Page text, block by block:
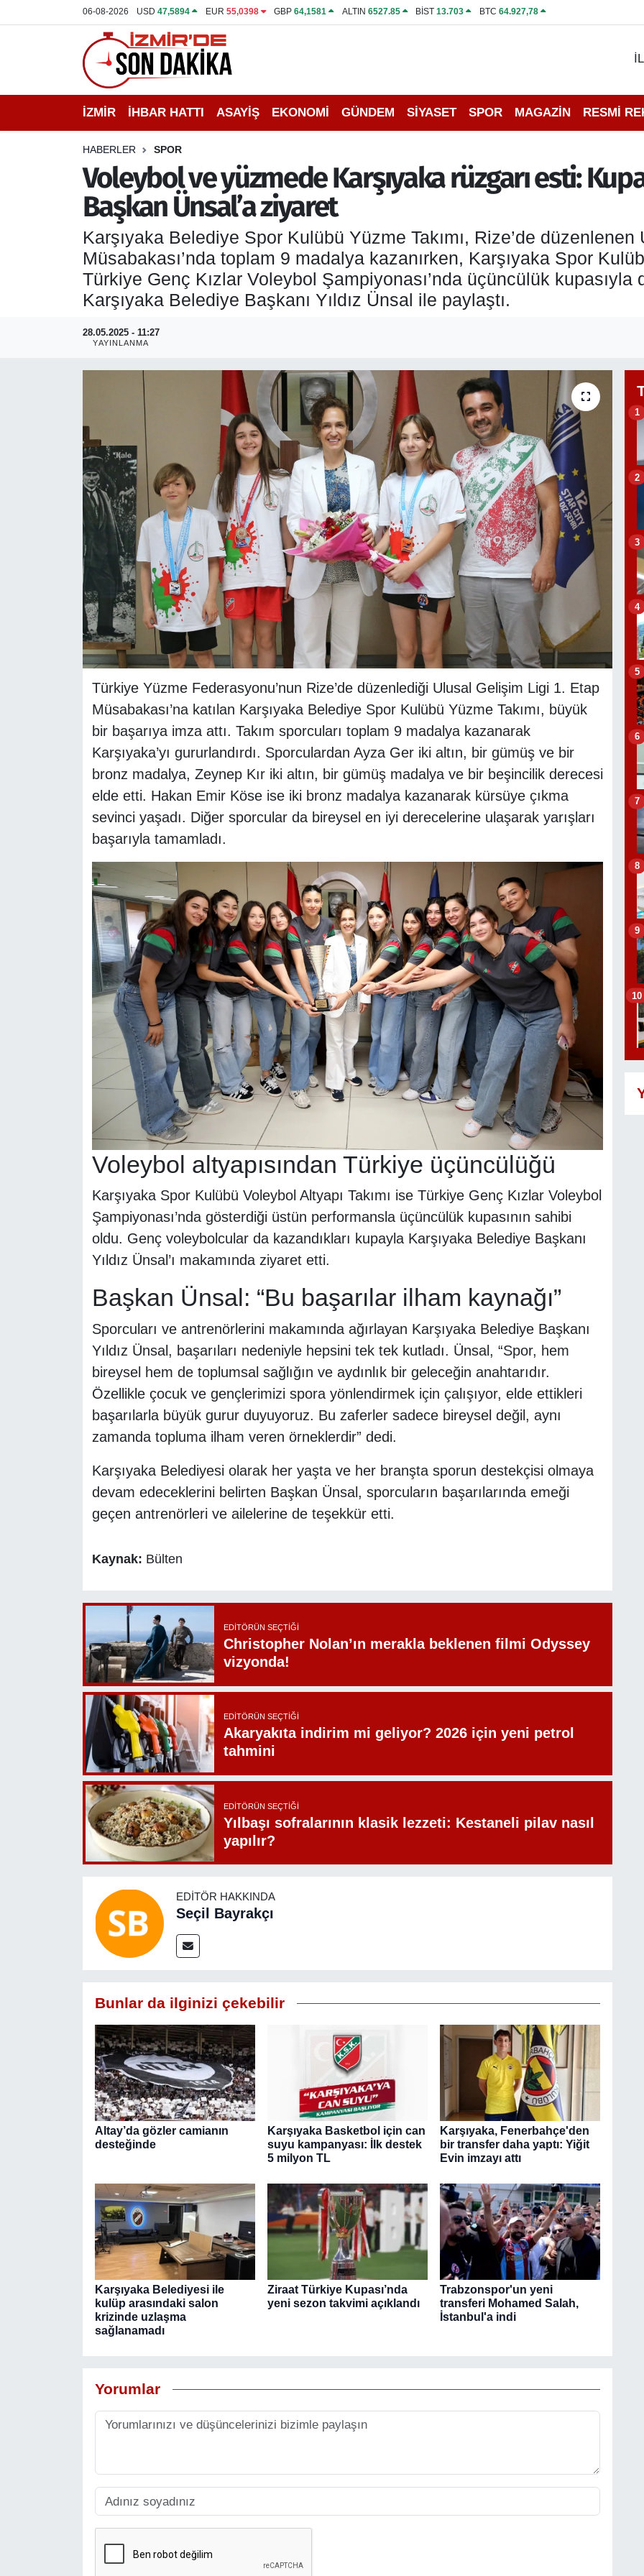
06-08-2026 USD47,5894 EUR 55,0398 GBP64,1581 ALTIN 6527.85 BİST13.703 BTC 64.927,78
İZMİR İHBAR HATTI ASAYİŞ EKONOMİ GÜNDEM SİYASET SPOR MAGAZİN RESMİ
HABERLER SPOR
Voleybol ve yüzmede Karşıyaka rüzgarı esti:
Başkan Ünsal’a ziyaret
Karşıyaka Belediye Spor Kulübü Yüzme Takımı, Rize’de
Müsabakası’nda toplam 9 madalya kazanırken, Karşıyaka Spor
Türkiye Genç Kızlar Voleybol Şampiyonası’nda üçüncülük kupasıyla
Karşıyaka Belediye Başkanı Yıldız Ünsal ile paylaştı.
28.05.2025 - 11:27
YAYINLANMA
Türkiye Yüzme Federasyonu’nun Rize’de düzenlediği Ulusal Gelişim Ligi 1. Etap
Müsabakası’na katılan Karşıyaka Belediye Spor Kulübü Yüzme Takımı, büyük
bir başarıya imza attı. Takım sporcuları toplam 9 madalya kazanarak
Karşıyaka’yı gururlandırdı. Sporculardan Ayza Ger iki altın, bir gümüş ve bir
bronz madalya, Zeynep Kır iki altın, bir gümüş madalya ve bir beşincilik derecesi
elde etti. Hakan Emir Köse ise iki bronz madalya kazanarak kürsüye çıkma
sevinci yaşadı. Diğer sporcular da bireysel en iyi derecelerine ulaşarak yarışları
başarıyla tamamladı.
Voleybol altyapısından Türkiye üçüncülüğü
Karşıyaka Spor Kulübü Voleybol Altyapı Takımı ise Türkiye Genç Kızlar Voleybol
Şampiyonası’nda gösterdiği üstün performansla üçüncülük kupasının sahibi
oldu. Genç voleybolcular da kazandıkları kupayla Karşıyaka Belediye Başkanı
Yıldız Ünsal’ı makamında ziyaret etti.
Başkan Ünsal: “Bu başarılar ilham kaynağı”
Sporcuları ve antrenörlerini makamında ağırlayan Karşıyaka Belediye Başkanı
Yıldız Ünsal, başarıları nedeniyle hepsini tek tek kutladı. Ünsal, “Spor, hem
bireysel hem de toplumsal sağlığın ve aydınlık bir geleceğin anahtarıdır.
Özellikle çocuk ve gençlerimizi spora yönlendirmek için çalışıyor, elde ettikleri
başarılarla büyük gurur duyuyoruz. Bu zaferler sadece bireysel değil, aynı
zamanda topluma ilham veren örneklerdir” dedi.
Karşıyaka Belediyesi olarak her yaşta ve her branşta sporun destekçisi olmaya
devam edeceklerini belirten Başkan Ünsal, sporcuların başarılarında emeği
geçen antrenörleri ve ailelerine de teşekkür etti.
Kaynak: Bülten
EDITÖRÜN SEÇTIĞI
Christopher Nolan’ın merakla beklenen filmi Odyssey
vizyonda!
EDITÖRÜN SEÇTIĞI
Akaryakıta indirim mi geliyor? 2026 için yeni petrol
tahmini
EDITÖRÜN SEÇTIĞI
Yılbaşı sofralarının klasik lezzeti: Kestaneli pilav nasıl
yapılır?
EDITÖR HAKKINDA
Seçil Bayrakçı
Bunlar da ilginizi çekebilir
Altay’da gözler camianın
desteğinde
Karşıyaka Basketbol için can
suyu kampanyası: İlk destek
5 milyon TL
Karşıyaka, Fenerbahçe'den
bir transfer daha yaptı: Yiğit
Evin imzayı attı
Karşıyaka Belediyesi ile
kulüp arasındaki salon
krizinde uzlaşma
sağlanamadı
Ziraat Türkiye Kupası’nda
yeni sezon takvimi açıklandı
Trabzonspor'un yeni
transferi Mohamed Salah,
İstanbul'a indi
Yorumlar
1
2
3
4
5
6
7
8
9
10
İHBAR HATTI
DEPREM
GENEL
EKONOMİ
SİYASET
ASAYİŞ
RESMİ REKLAM
İzmir Nöbetçi Eczaneler
İzmir Hava Durumu
İzmir Namaz Vakitleri
İzmir Trafik Yoğunluk Haritası
Puan Durumu ve Fikstür
Tüm Manşetler
Son Dakika Haberleri
Haber Arşivi